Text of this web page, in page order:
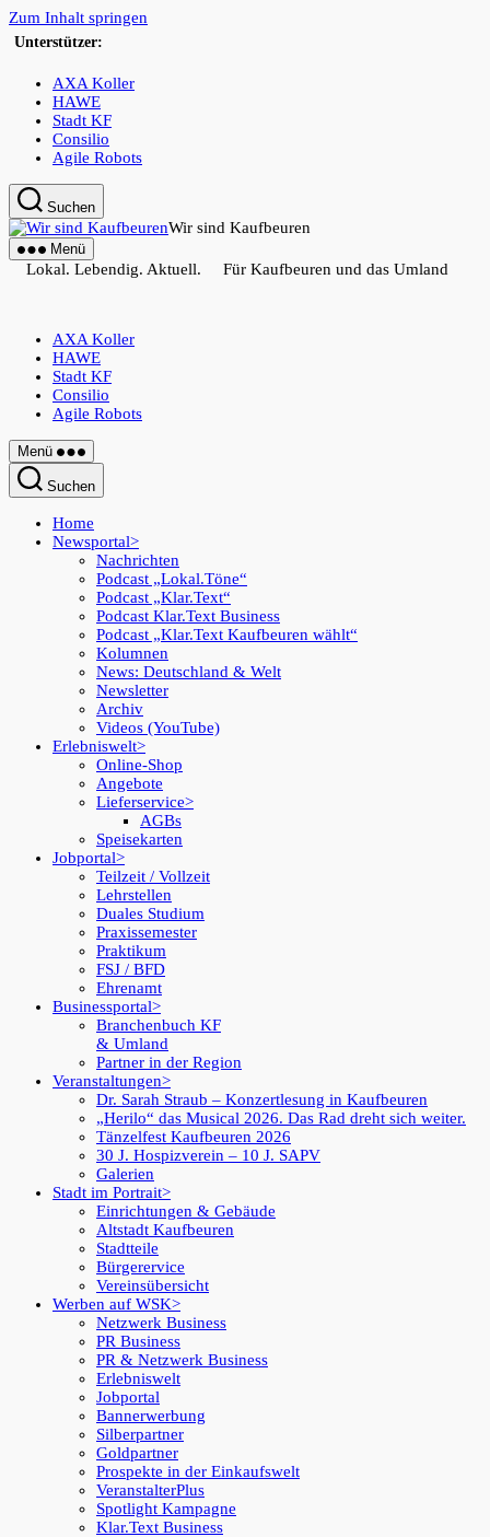
Zum Inhalt springen
Unterstützer:
AXA Koller
HAWE
Stadt KF
Consilio
Agile Robots
Suchen
Wir sind Kaufbeuren
Menü
Lokal. Lebendig. Aktuell. Für Kaufbeuren und das Umland
AXA Koller
HAWE
Stadt KF
Consilio
Agile Robots
Menü
Suchen
Home
Newsportal
Nachrichten
Podcast „Lokal.Töne“
Podcast „Klar.Text“
Podcast Klar.Text Business
Podcast „Klar.Text Kaufbeuren wählt“
Kolumnen
News: Deutschland & Welt
Newsletter
Archiv
Videos (YouTube)
Erlebniswelt
Online-Shop
Angebote
Lieferservice
AGBs
Speisekarten
Jobportal
Teilzeit / Vollzeit
Lehrstellen
Duales Studium
Praxissemester
Praktikum
FSJ / BFD
Ehrenamt
Businessportal
Branchenbuch KF
& Umland
Partner in der Region
Veranstaltungen
Dr. Sarah Straub – Konzertlesung in Kaufbeuren
„Herilo“ das Musical 2026. Das Rad dreht sich weiter.
Tänzelfest Kaufbeuren 2026
30 J. Hospizverein – 10 J. SAPV
Galerien
Stadt im Portrait
Einrichtungen & Gebäude
Altstadt Kaufbeuren
Stadtteile
Bürgerervice
Vereinsübersicht
Werben auf WSK
Netzwerk Business
PR Business
PR & Netzwerk Business
Erlebniswelt
Jobportal
Bannerwerbung
Silberpartner
Goldpartner
Prospekte in der Einkaufswelt
VeranstalterPlus
Spotlight Kampagne
Klar.Text Business